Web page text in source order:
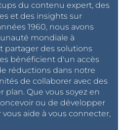
du contenu expert, des
et des insights sur
1960, nous avons
mondiale à
partager des solutions
bénéficient d'un accès
réductions dans notre
de collaborer avec des
Que vous soyez en
ou de développer
aide à vous connecter,